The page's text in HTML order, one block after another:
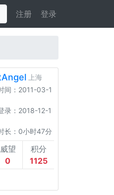
注册 登录
上海
间：2011-03-1
录：2018-12-1
长：0小时47分
威望
0
积分
1125